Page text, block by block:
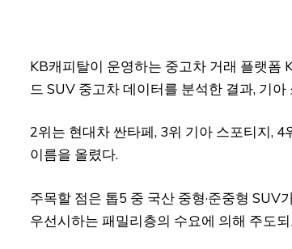
KB캐피탈이 운영하는 중고차 거래 플랫폼
드 SUV 중고차 데이터를 분석한 결과, 기
2위는 현대차 싼타페, 3위 기아 스포티지,
이름을 올렸다.
주목할 점은 톱5 중 국산 중형·준중형
우선시하는 패밀리층의 수요에 의해 주도